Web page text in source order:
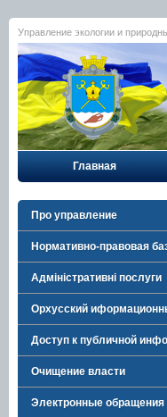
Управление экологии и
Главная
Про управление
Нормативно-правовая
Адміністративні послуги
Орхусский
Доступ к публичной
Очищение власти
Электронные обращения